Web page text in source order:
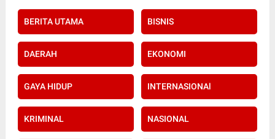
BERITA UTAMA BISNIS
DAERAH EKONOMI
GAYA HIDUP INTERNASIONAl
KRIMINAL NASIONAL